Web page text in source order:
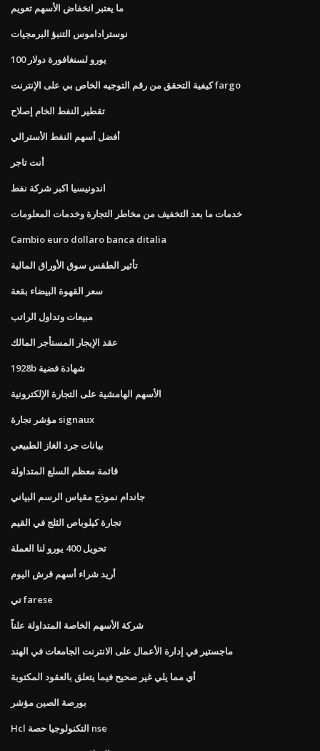
ما يعتبر انخفاض الأسهم تعويم
نوستراداموس التنبؤ البرمجيات
100 يورو لسنغافورة دولار
كيفية التحقق من رقم التوجيه الخاص بي على الإنترنت fargo
تقطير النفط الخام إصلاح
أفضل أسهم النفط الأسترالي
أنت تاجر
اندونيسيا اكبر شركة نفط
خدمات ما بعد التخفيف من مخاطر التجارة وخدمات المعلومات
Cambio euro dollaro banca ditalia
تأثير الطقس سوق الأوراق المالية
سعر القهوة البيضاء بقعة
مبيعات وتداول الراتب
عقد الإيجار المستأجر المالك
1928b شهادة فضية
الأسهم الهامشية على التجارة الإلكترونية
مؤشر تجارة signaux
بيانات جرد الغاز الطبيعي
قائمة معظم السلع المتداولة
جاندام نموذج مقياس الرسم البياني
تجارة كيلوباص الثلج في القيم
تحويل 400 يورو لنا العملة
أريد شراء أسهم قرش اليوم
تي farese
شركة الأسهم الخاصة المتداولة علناً
ماجستير في إدارة الأعمال على الانترنت الجامعات في الهند
أي مما يلي غير صحيح فيما يتعلق بالعقود المكتوبة
بورصة الصين مؤشر
Hcl التكنولوجيا حصة nse